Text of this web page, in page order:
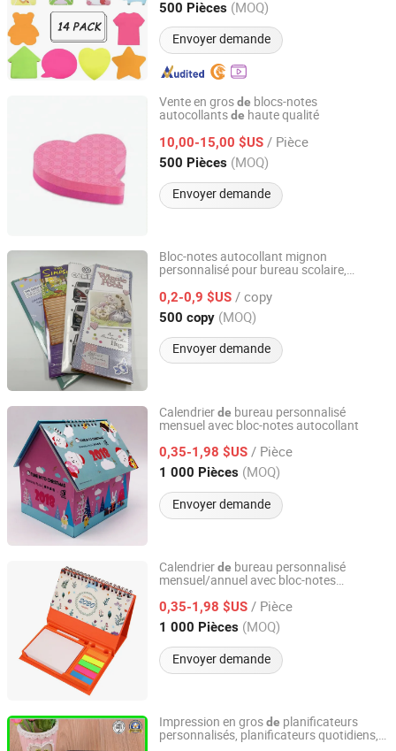
500 Pièces (MOQ)
Envoyer demande
Guangdong, China Depuis 2022
Vente en grosde blocs-notes
autocollantsde haute qualité
10,00-15,00 $US / Pièce
500 Pièces (MOQ)
Envoyer demande
Shenzhen Wonderful Industry Co., Ltd.
Guangdong, China
Bloc-notes autocollant mignon
personnalisé pour bureau scolaire,
0,2-0,9 $US / copy
500 copy (MOQ)
Envoyer demande
Guangzhou Zhongtian Colour Printing Co., Ltd.
Guangdong, China
Calendrierde bureau personnalisé
mensuel avec bloc-notes autocollant
0,35-1,98 $US / Pièce
1 000 Pièces (MOQ)
Envoyer demande
Shenzhen Jasun Packaging Co., Ltd.
Guangdong, China
Calendrierde bureau personnalisé
mensuel/annuel avec bloc-notes
0,35-1,98 $US / Pièce
1 000 Pièces (MOQ)
Envoyer demande
Shenzhen Jasun Packaging Co., Ltd.
Guangdong, China
Impression en grosde planificateurs
personnalisés, planificateurs quotidiens,
Ritscher Paper Products Limited